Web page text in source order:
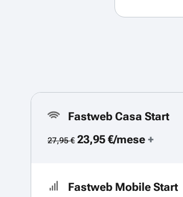
Fastweb Casa Start
27,95 €23,95 €/mese +
Fastweb Mobile Start